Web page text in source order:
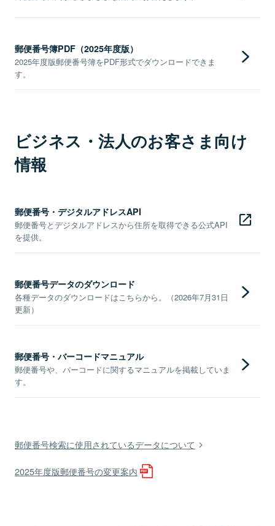
郵便番号簿PDF（2025年度版）
2025年度版郵便番号簿をPDF形式でダウンロードできま
す。
ビジネス・法人のお客さま向け
情報
郵便番号・デジタルアドレスAPI
郵便番号とデジタルアドレスから住所を取得できる公式API
を提供。
郵便番号データのダウンロード
各種データのダウンロードはこちらから。（2026年7月31日
更新）
郵便番号・バーコードマニュアル
郵便番号や、バーコードに関するマニュアルを掲載していま
す。
郵便番号検索に使用されているデータについて
2025年度版郵便番号の変更案内